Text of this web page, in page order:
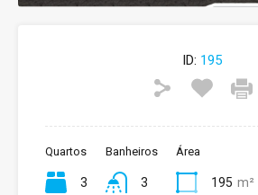
ID: 195
Quartos
3
Banheiros
3
Área
195 m²